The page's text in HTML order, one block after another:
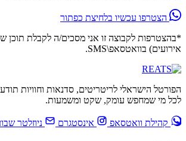
הצטרפו עכשיו בלחיצת כפתור
*בהצטרפות לקבוצה זו אני מסכים/ה לקבלת תוכן
אירועים) בוואטסאפ\SMS.
הפורטל הישראלי לריטריטים, סדנאות וחוויות
לכל מי שמחפש עומק, שקט ומשמעות.
קהילת וואטסאפ אינסטגרם ניוזלטר